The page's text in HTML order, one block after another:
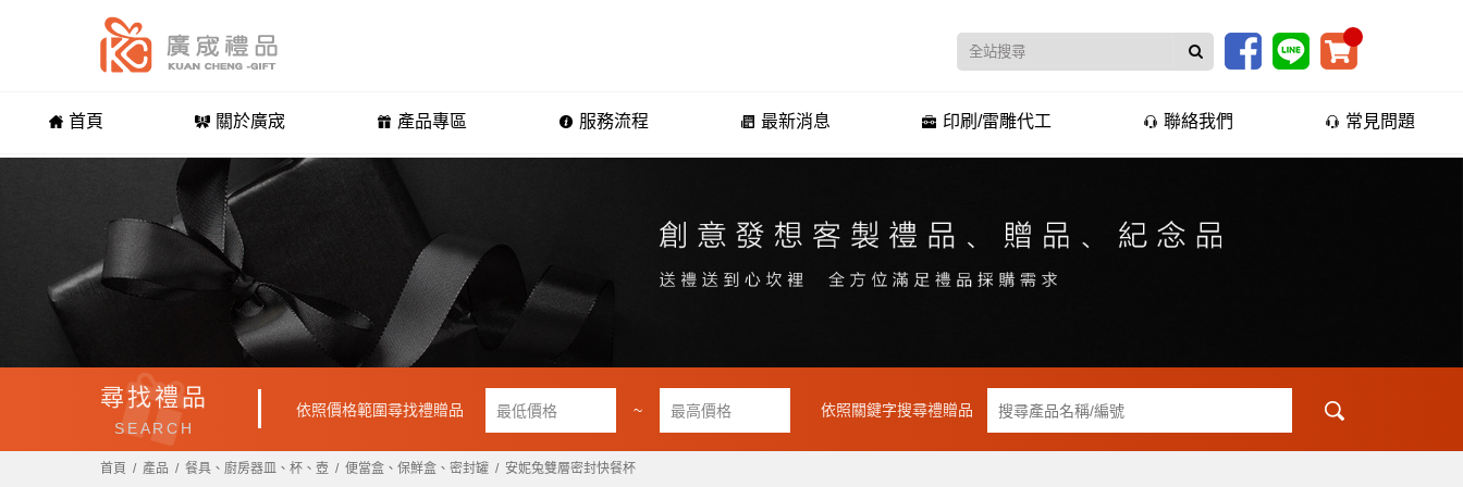
首頁 關於廣宬 產品專區 服務流程 最新消息 印刷/雷雕代工 聯絡我們 常見問題
尋找禮品
SEARCH
依照價格範圍尋找禮贈品 ~ 依照關鍵字搜尋禮贈品
首頁 產品 餐具、廚房器皿、杯、壺 便當盒、保鮮盒、密封罐 安妮兔雙層密封快餐杯